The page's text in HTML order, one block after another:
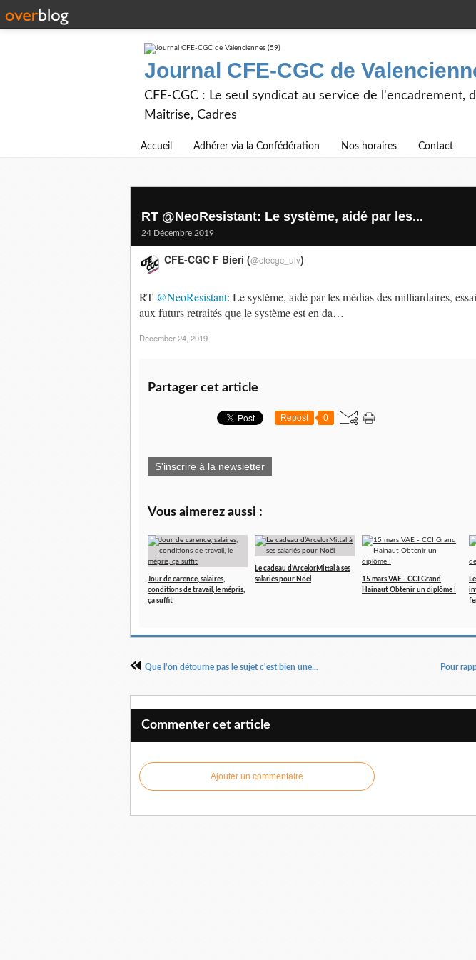
Journal CFE-CGC de
CFE-CGC : Le seul syndicat au service de l'encadrement,
Maitrise, Cadres
Accueil Adhérer via la Confédération Nos horaires Contact
RT @NeoResistant: Le système, aidé par les...
24 Décembre 2019
RT @NeoResistant: Le système, aidé par les médias des milliardaires,
aux futurs retraités que le système est en da…
CFE-CGC F Bieri (@cfecgc_ulv)
December 24, 2019
Partager cet article
Repost 0
S'inscrire à la newsletter
Vous aimerez aussi :
Jour de carence, salaires,
conditions de travail, le mépris,
ça suffit
Le cadeau d’ArcelorMittal à ses
salariés pour Noël
15 mars VAE - CCI Grand
Hainaut Obtenir un diplôme !
Que l'on détourne pas le sujet c'est bien une... Pour
Commenter cet article
Ajouter un commentaire